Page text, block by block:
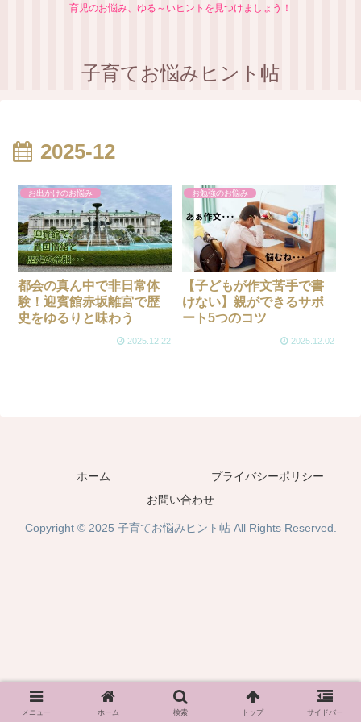
育児のお悩み、ゆる～いヒントを見つけましょう！
子育てお悩みヒント帖
2025-12
お出かけのお悩み
都会の真ん中で非日常体
験！迎賓館赤坂離宮で歴
史をゆるりと味わう
2025.12.22
お勉強のお悩み
【子どもが作文苦手で書
けない】親ができるサポ
ート5つのコツ
2025.12.02
ホーム
プライバシーポリシー
お問い合わせ
Copyright © 2025 子育てお悩みヒント帖 All Rights Reserved.
メニュー ホーム 検索 トップ サイドバー